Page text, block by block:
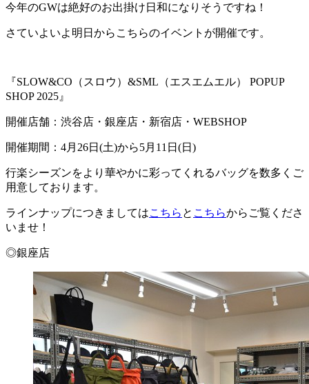
今年のGWは絶好のお出掛け日和になりそうですね！
さていよいよ明日からこちらのイベントが開催です。
『SLOW&CO（スロウ）&SML（エスエムエル） POPUP
SHOP 2025』
開催店舗：渋谷店・銀座店・新宿店・WEBSHOP
開催期間：4月26日(土)から5月11日(日)
行楽シーズンをより華やかに彩ってくれるバッグを数多くご
用意しております。
ラインナップにつきましてはこちら と こちらからご覧くださ
いませ！
◎銀座店